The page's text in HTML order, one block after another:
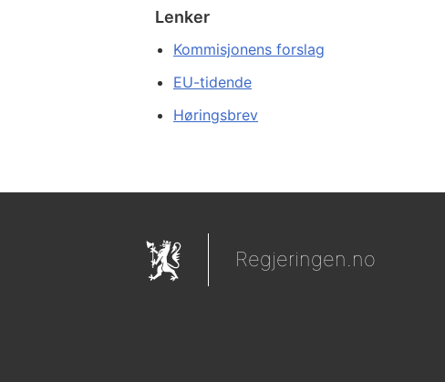
Lenker
Kommisjonens forslag
EU-tidende
Høringsbrev
Regjeringen.no